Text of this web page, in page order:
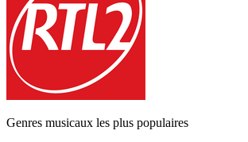
Genres musicaux les plus populaires